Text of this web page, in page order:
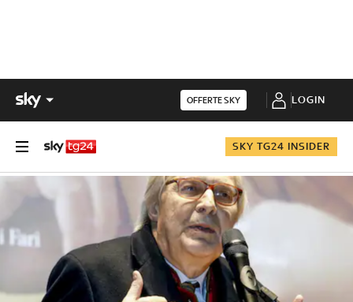
OFFERTE SKY LOGIN
SKY TG24 INSIDER